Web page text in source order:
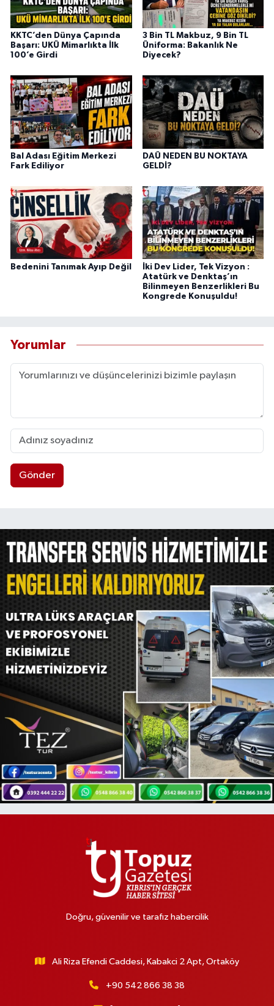
KKTC’den Dünya Çapında
Başarı: UKÜ Mimarlıkta İlk
100’e Girdi
3 Bin TL Makbuz, 9 Bin TL
Üniforma: Bakanlık Ne
Diyecek?
Bal Adası Eğitim Merkezi
Fark Ediliyor
DAÜ NEDEN BU NOKTAYA
GELDİ?
Bedenini Tanımak Ayıp Değil
İki Dev Lider, Tek Vizyon :
Atatürk ve Denktaş’ın
Bilinmeyen Benzerlikleri Bu
Kongrede Konuşuldu!
Yorumlar
Gönder
Doğru, güvenilir ve tarafız habercilik
Ali Riza Efendi Caddesi, Kabakci 2 Apt, Ortaköy
+90 542 866 38 38